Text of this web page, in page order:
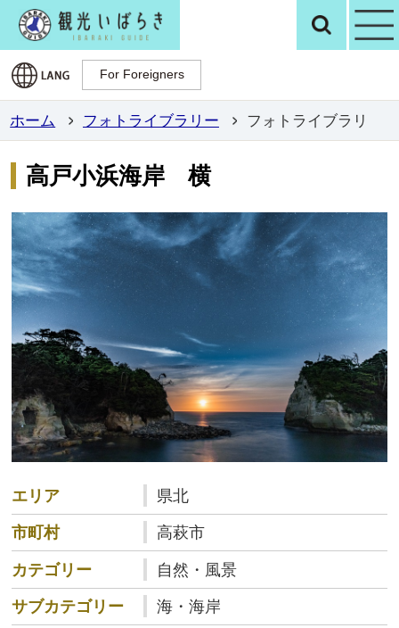
観光いばらき検
For Foreigners
For Foreigners
ホーム フォトライブラリー フォトライブラリ
高戸小浜海岸 横
エリア
県北
市町村
高萩市
カテゴリー
自然・風景
サブカテゴリー
海・海岸